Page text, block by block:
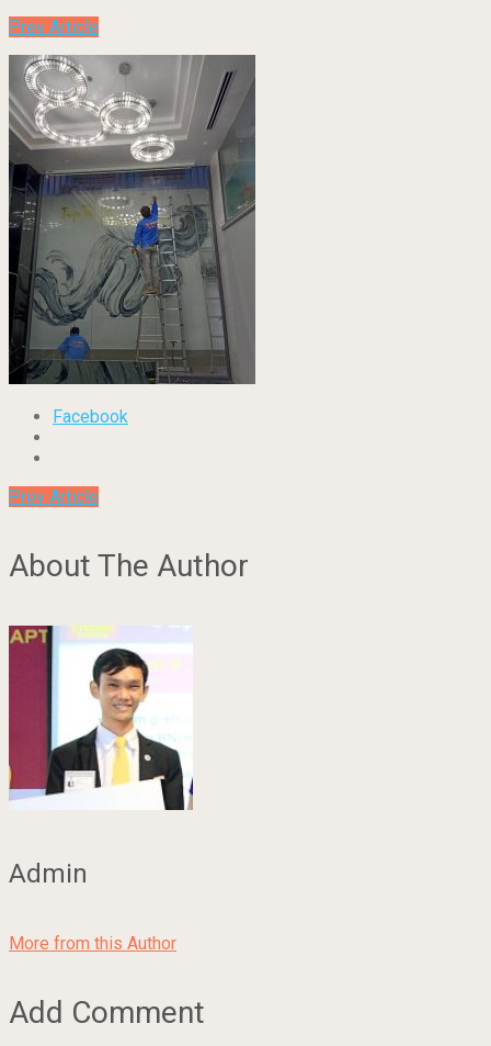
Prev Article
Facebook
Prev Article
About The Author
Admin
More from this Author
Add Comment